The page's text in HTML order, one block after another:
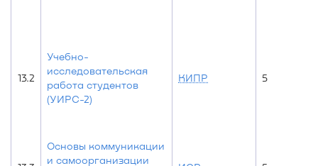
13.2
Учебно-
исследовательская
работа студентов
(УИРС-2)
КИПР 5
Основы коммуникации
и самоорганизации